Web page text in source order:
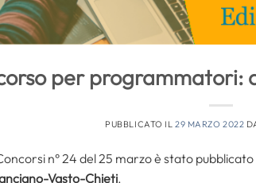
per programmatori:
PUBBLICATO IL29 MARZO 2022
n° 24 del 25 marzo è stato
Vasto-Chieti.